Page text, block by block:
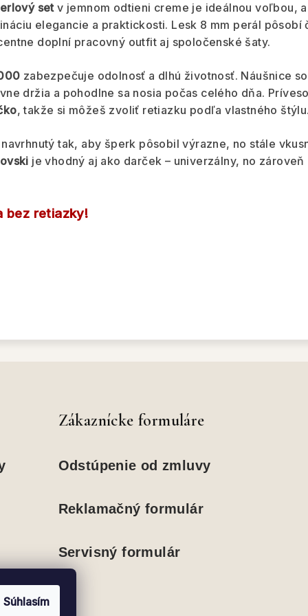
Súhlasím
setv jemnom odtieni creme je ideálnou voľbou,
elegancie a praktickosti. Lesk 8 mm perál pôsobí
doplní pracovný outfit aj spoločenské šaty.
zabezpečuje odolnosť a dlhú životnosť. Náušnice so
držia a pohodlne sa nosia počas celého dňa.
, takže si môžeš zvoliť retiazku podľa vlastného
tak, aby šperk pôsobil výrazne, no stále
je vhodný aj ako darček – univerzálny, no zároveň
bez retiazky!
Zákaznícke formuláre
Odstúpenie od zmluvy
Reklamačný formulár
Servisný formulár